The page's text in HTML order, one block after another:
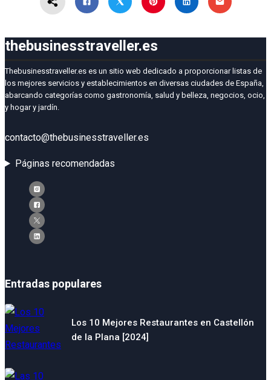
thebusinesstraveller.es
Thebusinesstraveller.es es un sitio web dedicado a proporcionar listas de
los mejores servicios y establecimientos en diversas ciudades de España,
abarcando categorías como gastronomía, salud y belleza, negocios, ocio,
y hogar y jardín.
contacto@thebusinesstraveller.es
Páginas recomendadas
Entradas populares
Los 10 Mejores Restaurantes en Castellón
de la Plana [2024]